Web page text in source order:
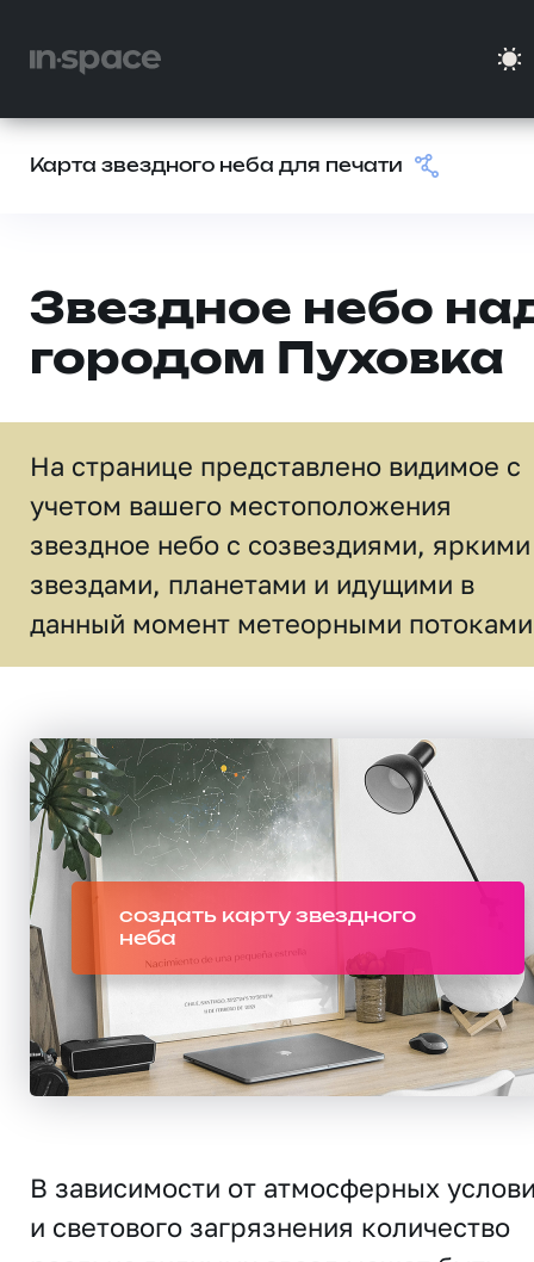
Карта звездного неба для печати
Звездное небо
городом Пуховка
На странице представлено видимое c
учетом вашего местоположения
звездное небо c созвездиями, яркими
звездами, планетами и идущими в
данный момент метеорными
создать карту звездного
неба
В зависимости от атмосферных
и светового загрязнения количество